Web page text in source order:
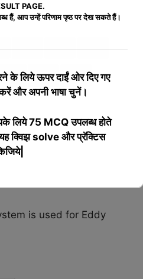
4 5 6
9 10 >>
is used for Eddy
PAGE.
हैं, आप उन्हें परिणाम पृष्ठ पर देख सकते हैं।
के लियेऊपर दाईं ओर दिए गए
और अपनी भाषा चुनें।
75 MCQ उपलब्ध होते
यह क्विझ solve और प्रॅक्टिस